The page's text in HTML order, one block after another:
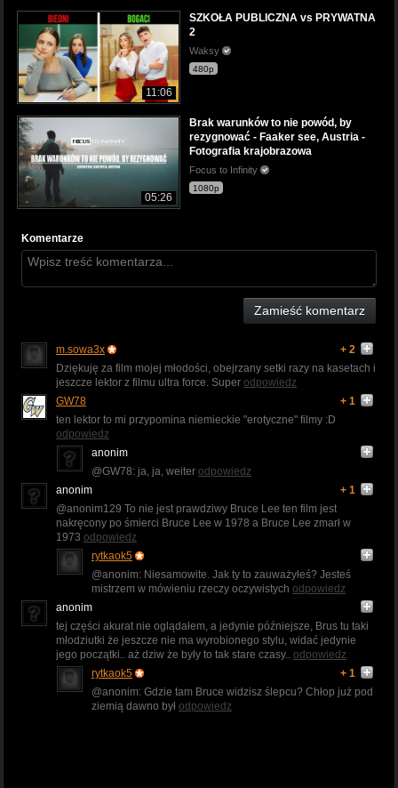
11:06
SZKOŁA PUBLICZNA vs PRYWATNA
2
Waksy
480p
05:26
Brak warunków to nie powód, by
rezygnować - Faaker see, Austria -
Fotografia krajobrazowa
Focus to Infinity
1080p
Komentarze
Zamieść komentarz
m.sowa3x
+ 2
Dziękuję za film mojej młodości, obejrzany setki razy na kasetach i
jeszcze lektor z filmu ultra force. Super odpowiedz
GW78
+ 1
ten lektor to mi przypomina niemieckie "erotyczne" filmy :D
odpowiedz
anonim
@GW78: ja, ja, weiter odpowiedz
anonim
+ 1
@anonim129 To nie jest prawdziwy Bruce Lee ten film jest
nakręcony po śmierci Bruce Lee w 1978 a Bruce Lee zmarł w
1973 odpowiedz
rytkaok5
@anonim: Niesamowite. Jak ty to zauważyłeś? Jesteś
mistrzem w mówieniu rzeczy oczywistych odpowiedz
anonim
tej części akurat nie oglądałem, a jedynie późniejsze, Brus tu taki
młodziutki że jeszcze nie ma wyrobionego stylu, widać jedynie
jego początki.. aż dziw że były to tak stare czasy.. odpowiedz
rytkaok5
+ 1
@anonim: Gdzie tam Bruce widzisz ślepcu? Chłop już pod
ziemią dawno był odpowiedz